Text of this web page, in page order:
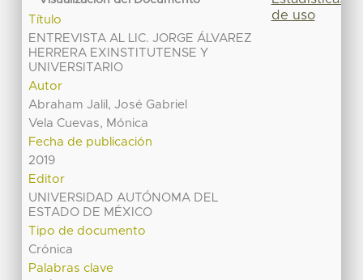
Título
ENTREVISTA AL LIC. JORGE ÁLVAREZ
HERRERA EXINSTITUTENSE Y
UNIVERSITARIO
Autor
Abraham Jalil, José Gabriel
Vela Cuevas, Mónica
Fecha de publicación
2019
Editor
UNIVERSIDAD AUTÓNOMA DEL
ESTADO DE MÉXICO
Tipo de documento
Crónica
Palabras clave
de uso